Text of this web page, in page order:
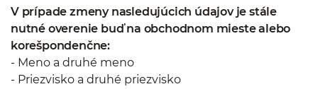
V prípade zmeny nasledujúcich údajov je stále
nutné overenie buď na obchodnom mieste alebo
korešpondenčne:
- Meno a druhé meno
- Priezvisko a druhé priezvisko